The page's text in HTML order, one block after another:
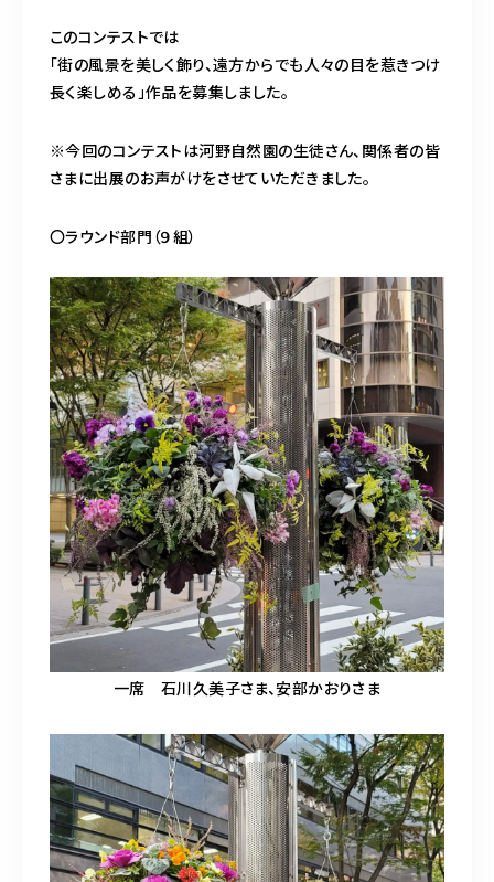
このコンテストでは
「街の風景を美しく飾り、遠方からでも人々の目を惹きつけ
長く楽しめる」作品を募集しました。
※今回のコンテストは河野自然園の生徒さん、関係者の皆
さまに出展のお声がけをさせていただきました。
〇ラウンド部門（９組）
一席 石川久美子さま、安部かおりさま